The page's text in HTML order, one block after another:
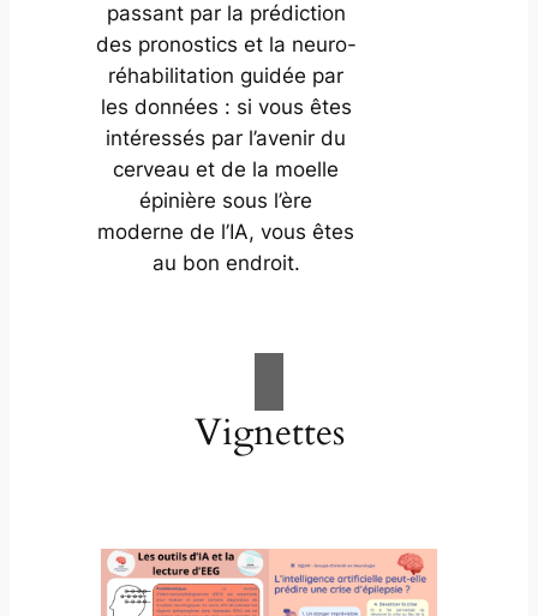
passant par la prédiction
des pronostics et la neuro-
réhabilitation guidée par
les données : si vous êtes
intéressés par l’avenir du
cerveau et de la moelle
épinière sous l’ère
moderne de l’IA, vous êtes
au bon endroit.
Vignettes